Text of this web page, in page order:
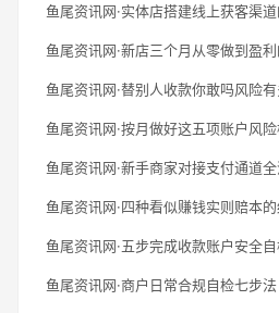
鱼尾资讯网·实体店搭建线上获客渠
鱼尾资讯网·新店三个月从零做到盈
鱼尾资讯网·替别人收款你敢吗风险
鱼尾资讯网·按月做好这五项账户风
鱼尾资讯网·新手商家对接支付通道
鱼尾资讯网·四种看似赚钱实则赔本
鱼尾资讯网·五步完成收款账户安全
鱼尾资讯网·商户日常合规自检七步法